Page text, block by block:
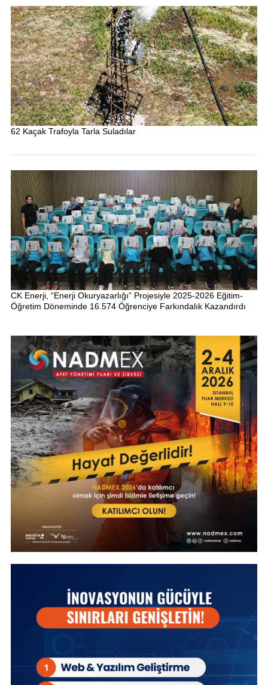
62 Kaçak Trafoyla Tarla Suladılar
CK Enerji, “Enerji Okuryazarlığı” Projesiyle 2025-2026 Eğitim-
Öğretim Döneminde 16.574 Öğrenciye Farkındalık Kazandırdı